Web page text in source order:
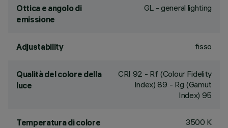
Ottica e angolo di
emissione
GL - general lighting
Adjustability fisso
Qualità del colore della
luce
CRI 92 - Rf (Colour Fidelity
Index) 89 - Rg (Gamut
Index) 95
Temperatura di colore 3500 K